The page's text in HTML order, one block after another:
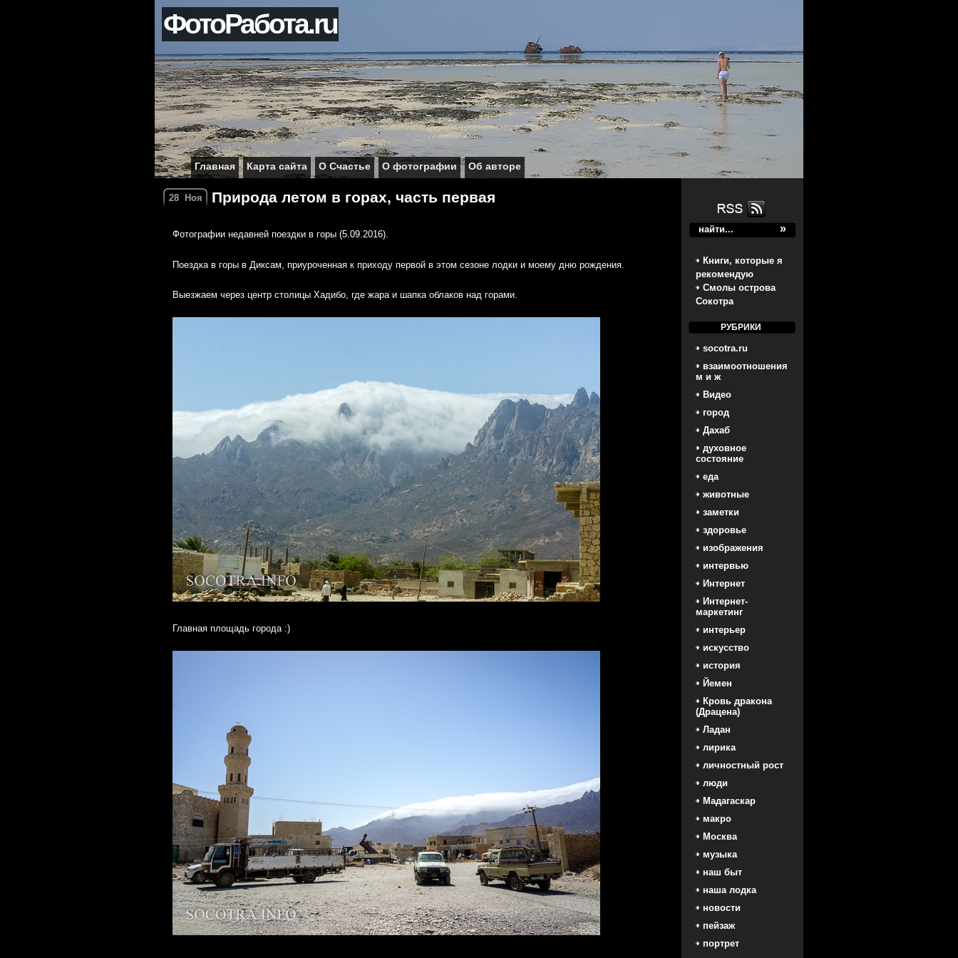
ФотоРабота.ru
Главная Карта сайта О Счастье О фотографии Об авторе
Книги, которые я
рекомендую
Смолы острова
Сокотра
РУБРИКИ
socotra.ru
взаимоотношения
м и ж
Видео
город
Дахаб
духовное
состояние
еда
животные
заметки
здоровье
изображения
интервью
Интернет
Интернет-
маркетинг
интерьер
искусство
история
Йемен
Кровь дракона
(Драцена)
Ладан
лирика
личностный рост
люди
Мадагаскар
макро
Москва
музыка
наш быт
наша лодка
новости
пейзаж
портрет
28 Ноя Природа летом в горах, часть первая
Фотографии недавней поездки в горы (5.09.2016).
Поездка в горы в Диксам, приуроченная к приходу первой в этом сезоне лодки и моему дню рождения.
Выезжаем через центр столицы Хадибо, где жара и шапка облаков над горами.
Главная площадь города :)